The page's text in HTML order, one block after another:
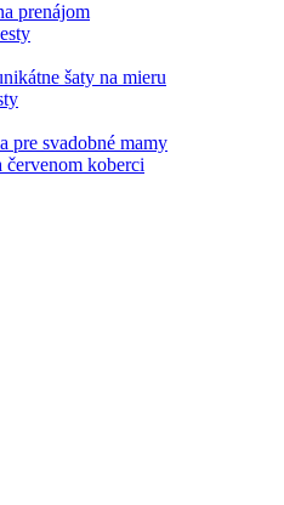
prenájom
šaty na mieru
pre svadobné mamy
červenom koberci